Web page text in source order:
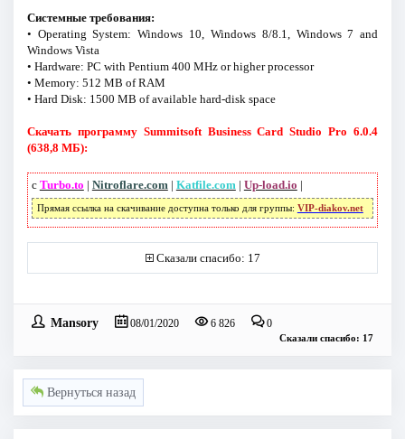
Системные требования:
• Operating System: Windows 10, Windows 8/8.1, Windows 7 and
Windows Vista
• Hardware: PC with Pentium 400 MHz or higher processor
• Memory: 512 MB of RAM
• Hard Disk: 1500 MB of available hard-disk space
Скачать программу Summitsoft Business Card Studio Pro 6.0.4
(638,8 МБ):
с Turbo.to | Nitroflare.com | Katfile.com | Up-load.io |
Прямая ссылка на скачивание доступна только для группы: VIP-diakov.net
Сказали спасибо: 17
Mansory 08/01/2020 6 826 0
Сказали спасибо: 17
Вернуться назад